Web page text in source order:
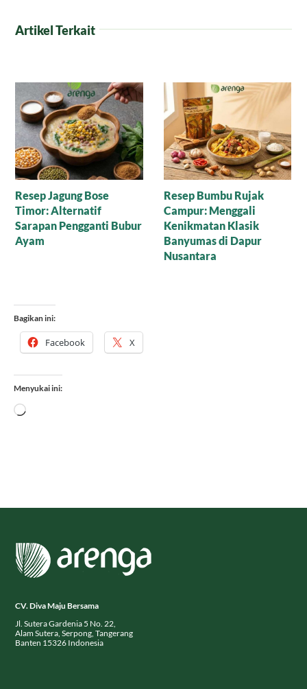
Artikel Terkait
Manisnya Cokelat
Cornflakes Gula Aren,
Mari Nikmati Camilan
Sehat yang Mewah
Puding Tempe untuk
Anak yang Suka Pilih-
Pilih Makanan
Bagikan ini:
Menyukai ini:
Memuat...
Jl. Sutera Gardenia 5 No. 22,
Alam Sutera, Serpong, Tangerang
Banten 15326 Indonesia